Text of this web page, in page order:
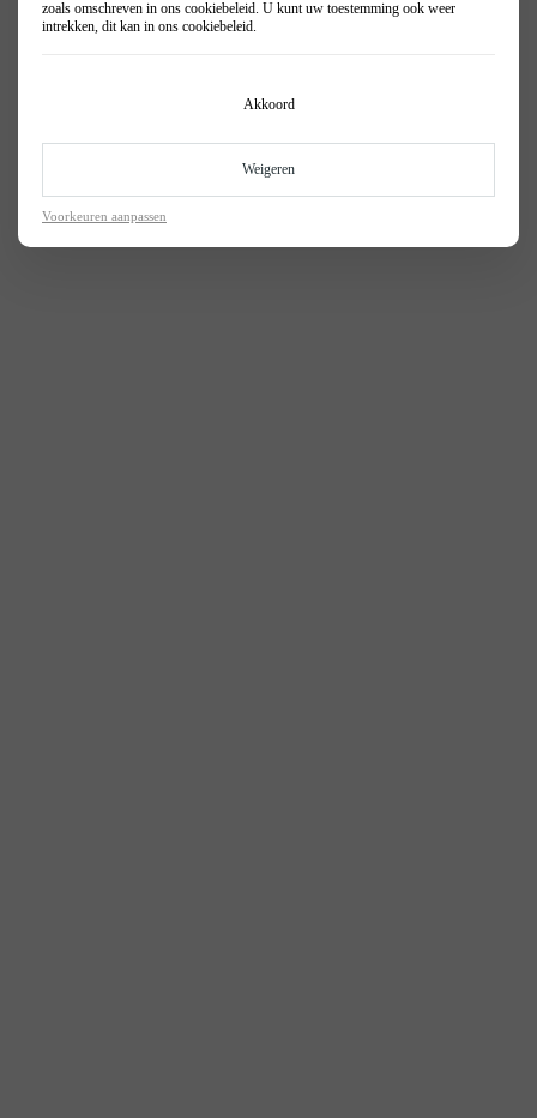
zoals omschreven in ons cookiebeleid. U kunt uw toestemming ook weer
intrekken, dit kan in ons cookiebeleid.
Akkoord
Weigeren
Voorkeuren aanpassen